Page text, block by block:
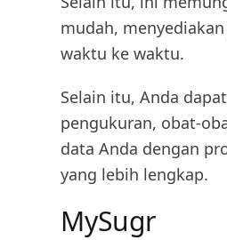
mudah,
waktu ke waktu.
Selain itu, Anda
pengukuran, obat-
data Anda dengan
yang lebih lengkap.
MySugr